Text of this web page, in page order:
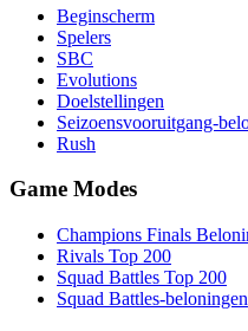
Beginscherm
Spelers
SBC
Evolutions
Doelstellingen
Seizoensvooruitgang-
Rush
Game Modes
Champions Finals
Rivals Top 200
Squad Battles Top 200
Squad Battles-beloningen